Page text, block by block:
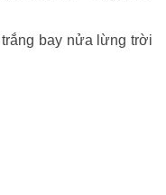
bay nửa lừng trời